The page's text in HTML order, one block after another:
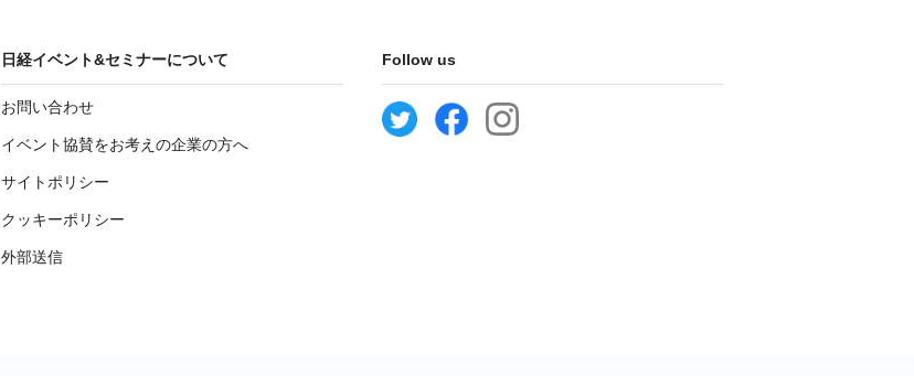
日経イベント&セミナーについて
お問い合わせ
イベント協賛をお考えの企業の方へ
サイトポリシー
クッキーポリシー
外部送信
Follow us